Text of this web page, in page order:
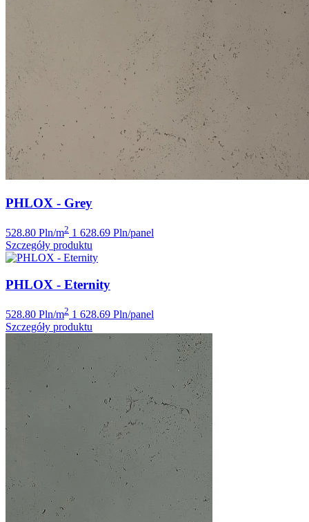
PHLOX - Grey
528.80 Pln/m2 1 628.69 Pln/panel
Szczegóły produktu
PHLOX - Eternity
528.80 Pln/m2 1 628.69 Pln/panel
Szczegóły produktu